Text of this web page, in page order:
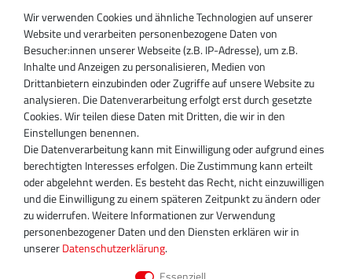
SUPPORT
Inhaber:
Magnos Turbosystems GmbH
Miraustraße 27-29
D-13509 Berlin
+49 30 340 606 740
+49 30 340 606 740
+49 30 340 606 745
info@turboservice24.de
Aktuelle Öffnungszeiten
Mo-Fr: 08:00 Uhr - 18:00 Uhr
Sa: geschlossen
Wir verwenden Cookies und ähnliche Technologien auf unserer
Website und verarbeiten personenbezogene Daten von
Besucher:innen unserer Webseite (z.B. IP-Adresse), um z.B.
Inhalte und Anzeigen zu personalisieren, Medien von
Drittanbietern einzubinden oder Zugriffe auf unsere Website zu
analysieren. Die Datenverarbeitung erfolgt erst durch gesetzte
Cookies. Wir teilen diese Daten mit Dritten, die wir in den
Einstellungen benennen.
Die Datenverarbeitung kann mit Einwilligung oder aufgrund eines
berechtigten Interesses erfolgen. Die Zustimmung kann erteilt
oder abgelehnt werden. Es besteht das Recht, nicht einzuwilligen
und die Einwilligung zu einem späteren Zeitpunkt zu ändern oder
zu widerrufen. Weitere Informationen zur Verwendung
personenbezogener Daten und den Diensten erklären wir in
unsererDaten­schutz­erklärung.